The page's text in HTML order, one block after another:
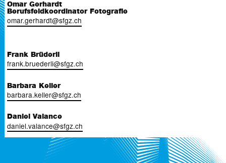
Omar Gerhardt
Berufsfeldkoordinator Fotografie
omar.gerhardt@sfgz.ch
Frank Brüderli
frank.bruederli@sfgz.ch
Barbara Keller
barbara.keller@sfgz.ch
Daniel Valance
daniel.valance@sfgz.ch